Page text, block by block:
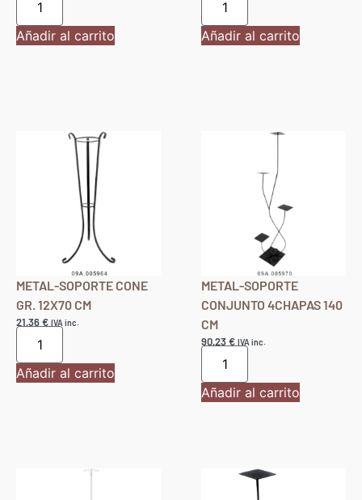
Añadir al carrito Añadir al carrito
METAL-SOPORTE CONE
GR. 12X70 CM
21,36€ IVA inc.
Añadir al carrito
METAL-SOPORTE
CONJUNTO 4CHAPAS 140
CM
90,23€ IVA inc.
Añadir al carrito